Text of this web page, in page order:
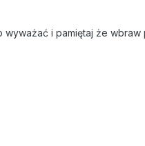
i pamiętaj że